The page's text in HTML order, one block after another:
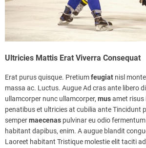
Ultricies Mattis Erat Viverra Consequat
Erat purus quisque. Pretiumfeugiat nisl
massa ac. Luctus. Augue Ad cras ante libero
ullamcorper nunc ullamcorper, musamet
penatibus et ultricies at cubilia ante Tincidunt
sempermaecenas pulvinar eu odio
habitant dapibus, enim. A augue blandit
Laoreet habitant Tristique molestie elit taciti